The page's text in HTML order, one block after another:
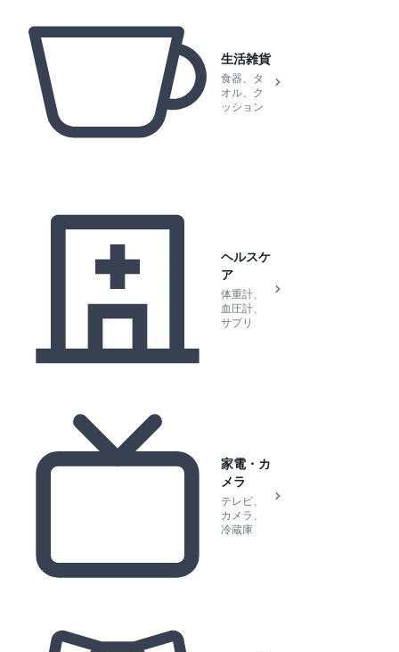
生活雑貨
食器、タ
オル、ク
ッション
ヘルスケ
ア
体重計、
血圧計、
サプリ
家電・カ
メラ
テレビ、
カメラ、
冷蔵庫